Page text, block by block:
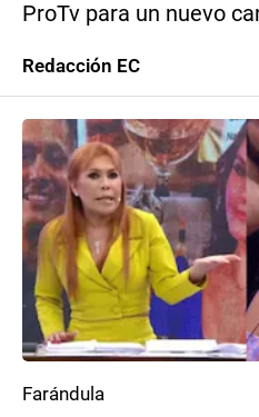
ProTv para un nuevo
Redacción EC
Farándula